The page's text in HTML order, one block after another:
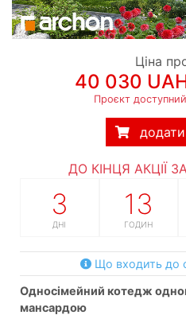
Ціна
40 030
Проєкт
ДО КІНЦЯ АКЦІЇ
3
ДНІ
13
ГОДИН
Що входить до
односімейний котедж одноповерховий з житловою
мансардою